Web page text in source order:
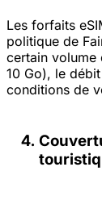
Les forfaits
politique de
certain volume
10 Go), le
conditions de